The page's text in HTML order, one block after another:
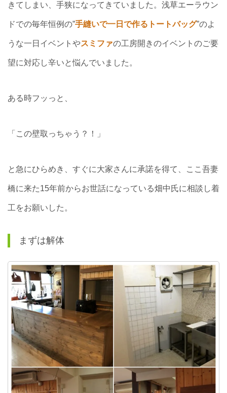
きてしまい、手狭になってきていました。浅草エーラウン
ドでの毎年恒例の”手縫いで一日で作るトートバッグ”のよ
うな一日イベントやスミファの工房開きのイベントのご要
望に対応し辛いと悩んでいました。
ある時フッっと、
「この壁取っちゃう？！」
と急にひらめき、すぐに大家さんに承諾を得て、ここ吾妻
橋に来た15年前からお世話になっている畑中氏に相談し着
工をお願いした。